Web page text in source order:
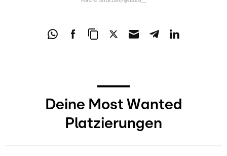
Deine Most Wanted
Platzierungen